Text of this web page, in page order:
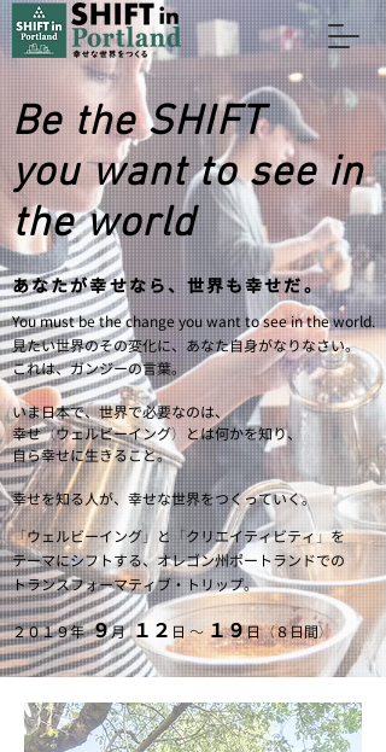
Be the SHIFT
you want to see in
the world
​あなたが幸せなら、世界も幸せだ。
You must be the change you want to see in the world.
見たい世界のその変化に、あなた自身がなりなさい。
これは、ガンジーの言葉。
いま日本で、世界で必要なのは、
幸せ（ウェルビーイング） とは何かを知り、
自ら幸せに生きること。
幸せを知る人が、幸せな世界をつくっていく。
「ウェルビーイング」 と「クリエイティビティ 」を
テーマにシフトする、オレゴン州ポートランドでの
トランスフォーマティブ・トリップ。
２０１９年９月１２ 日〜１９日（８日間）